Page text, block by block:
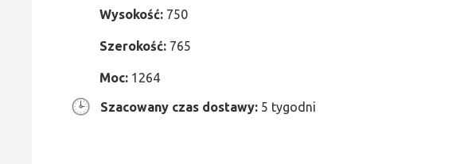
Wysokość: 750
Szerokość: 765
Moc: 1264
Szacowany czas dostawy: 5 tygodni